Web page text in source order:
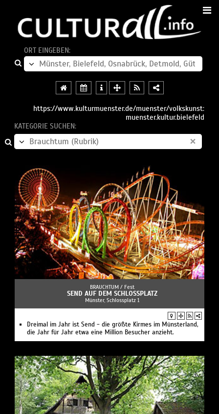
ORT EINGEBEN:
https://www.kulturmuenster.de/muenster/volkskunst:
muenster.kultur.bielefeld
KATEGORIE SUCHEN:
×
BRAUCHTUM / Fest
SEND AUF DEM SCHLOSSPLATZ
Münster, Schlossplatz 1
Dreimal im Jahr ist Send - die größte Kirmes im Münsterland,
die Jahr für Jahr etwa eine Million Besucher anzieht.